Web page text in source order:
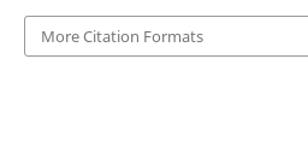
More Citation Formats